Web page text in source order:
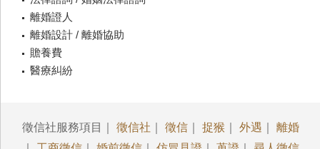
離婚證人
離婚設計 / 離婚協助
贍養費
醫療糾紛
徵信社服務項目｜ 徵信社 徵信 捉猴 外遇
離婚